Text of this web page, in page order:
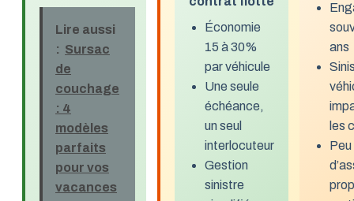
Lire aussi
: Sursac
de
couchage
: 4
modèles
parfaits
pour vos
vacances
Économie
15 à 30%
par véhicule
Une seule
échéance,
un seul
interlocuteur
Gestion
sinistre
ans
les
Peu